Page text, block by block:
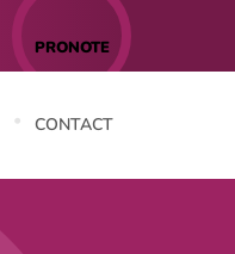
PRONOTE
CONTACT